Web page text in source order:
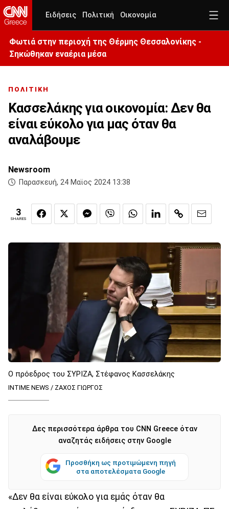
Ειδήσεις Πολιτική Οικονομία
Φωτιά στην περιοχή της Θέρμης Θεσσαλονίκης -
Σηκώθηκαν εναέρια μέσα
ΠΟΛΙΤΙΚΗ
Κασσελάκης για οικονομία: Δεν θα
είναι εύκολο για μας όταν θα
αναλάβουμε
Newsroom
Παρασκευή, 24 Μαϊος 2024 13:38
3
SHARES
Ο πρόεδρος του ΣΥΡΙΖΑ, Στέφανος Κασσελάκης
INTIME NEWS / ΖΑΧΟΣ ΓΙΩΡΓΟΣ
Δες περισσότερα άρθρα του CNN Greece όταν
αναζητάς ειδήσεις στην Google
Προσθήκη ως προτιμώμενη πηγή
στα αποτελέσματα Google
«Δεν θα είναι εύκολο για εμάς όταν θα